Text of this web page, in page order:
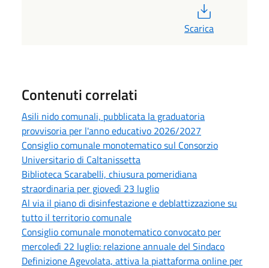
Scarica
Contenuti correlati
Asili nido comunali, pubblicata la graduatoria
provvisoria per l'anno educativo 2026/2027
Consiglio comunale monotematico sul Consorzio
Universitario di Caltanissetta
Biblioteca Scarabelli, chiusura pomeridiana
straordinaria per giovedì 23 luglio
Al via il piano di disinfestazione e deblattizzazione su
tutto il territorio comunale
Consiglio comunale monotematico convocato per
mercoledì 22 luglio: relazione annuale del Sindaco
Definizione Agevolata, attiva la piattaforma online per